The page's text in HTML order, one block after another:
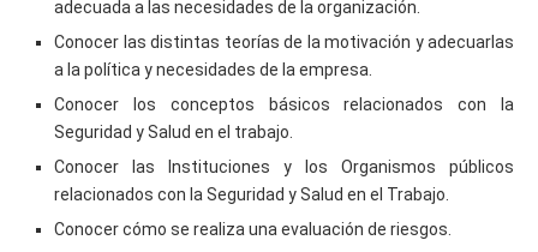
adecuada a las necesidades de la organización.
Conocer las distintas teorías de la motivación y adecuarlas
a la política y necesidades de la empresa.
Conocer los conceptos básicos relacionados con la
Seguridad y Salud en el trabajo.
Conocer las Instituciones y los Organismos públicos
relacionados con la Seguridad y Salud en el Trabajo.
Conocer cómo se realiza una evaluación de riesgos.